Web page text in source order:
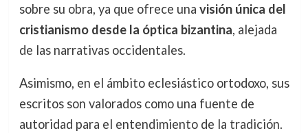
sobre su obra, ya que ofrece una visión única del
cristianismo desde la óptica bizantina, alejada
de las narrativas occidentales.
Asimismo, en el ámbito eclesiástico ortodoxo, sus
escritos son valorados como una fuente de
autoridad para el entendimiento de la tradición.